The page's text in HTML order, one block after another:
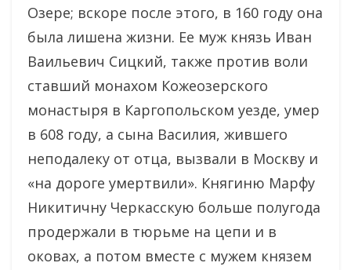
Озере; вскоре после этого, в 160 году она
была лишена жизни. Ее муж князь Иван
Ваильевич Сицкий, также против воли
ставший монахом Кожеозерского
монастыря в Каргопольском уезде, умер
в 608 году, а сына Василия, жившего
неподалеку от отца, вызвали в Москву и
«на дороге умертвили». Княгиню Марфу
Никитичну Черкасскую больше полугода
продержали в тюрьме на цепи и в
оковах, а потом вместе с мужем князем